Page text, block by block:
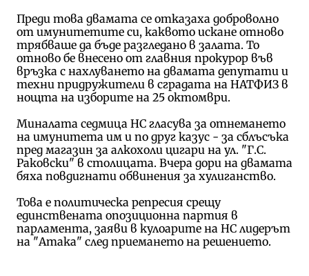
Преди това двамата се отказаха доброволно
от имунитетите си, каквото искане отново
трябваше да бъде разгледано в залата. То
отново бе внесено от главния прокурор във
връзка с нахлуването на двамата депутати и
техни придружители в сградата на НАТФИЗ в
нощта на изборите на 25 октомври.
Миналата седмица НС гласува за отнемането
на имунитета им и по друг казус - за сблъсъка
пред магазин за алкохоли цигари на ул. "Г.С.
Раковски" в столицата. Вчера дори на двамата
бяха повдигнати обвинения за хулиганство.
Това е политическа репресия срещу
единствената опозиционна партия в
парламента, заяви в кулоарите на НС лидерът
на "Атака" след приемането на решението.